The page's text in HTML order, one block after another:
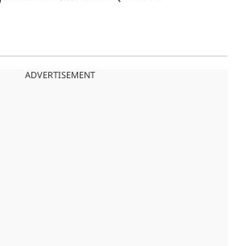
ADVERTISEMENT